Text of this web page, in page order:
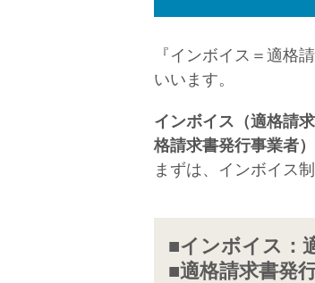
『インボイス＝適格
いいます。
インボイス（適格請
格請求書発行事業者）
まずは、インボイス
■インボイス：
■適格請求書発